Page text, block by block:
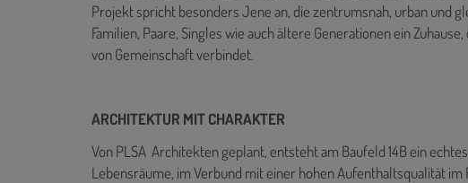
Projekt spricht besonders Jene an, die zentrumsnah, urban und
Familien, Paare, Singles wie auch ältere Generationen ein
von Gemeinschaft verbindet.
ARCHITEKTUR MIT CHARAKTER
Von PLSA Architekten geplant, entsteht am Baufeld 14B ein
Lebensräume, im Verbund mit einer hohen Aufenthaltsqualität